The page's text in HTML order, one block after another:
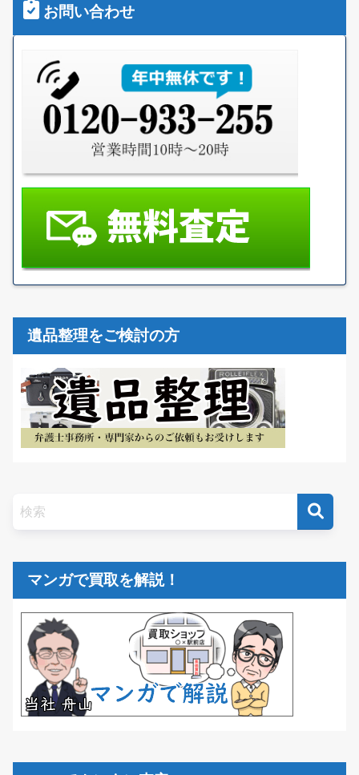
お問い合わせ
遺品整理をご検討の方
マンガで買取を解説！